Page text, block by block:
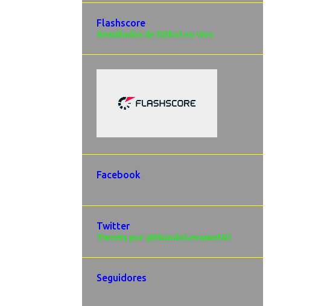
Flashscore
Resultados de fútbol en vivo
Facebook
Twitter
Tweets por @MundoLevanteUD
Seguidores